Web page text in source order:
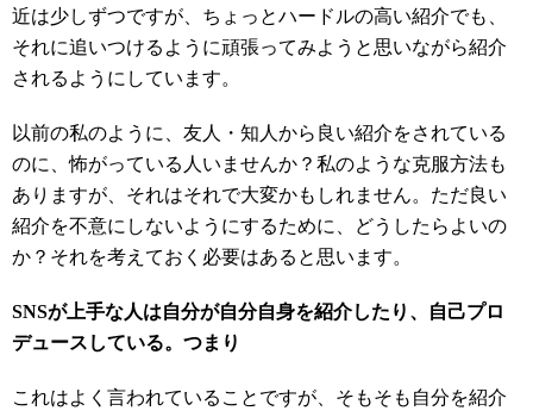
近は少しずつですが、ちょっとハードルの高い紹介でも、
それに追いつけるように頑張ってみようと思いながら紹介
されるようにしています。
以前の私のように、友人・知人から良い紹介をされている
のに、怖がっている人いませんか？私のような克服方法も
ありますが、それはそれで大変かもしれません。ただ良い
紹介を不意にしないようにするために、どうしたらよいの
か？それを考えておく必要はあると思います。
SNSが上手な人は自分が自分自身を紹介したり、自己プロ
デュースしている。つまり
これはよく言われていることですが、そもそも自分を紹介